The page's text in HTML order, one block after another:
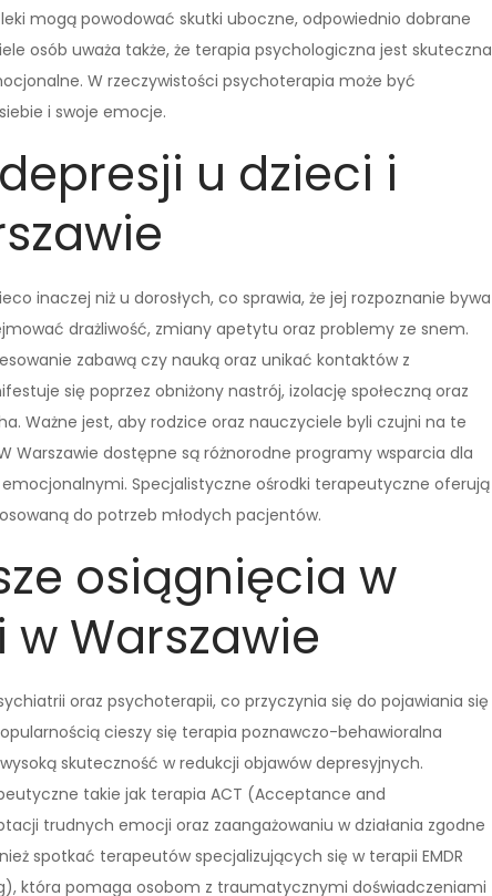
mogą powodować skutki uboczne, odpowiednio dobrane
osób uważa także, że terapia psychologiczna jest skuteczna
W rzeczywistości psychoterapia może być
i swoje emocje.
u dzieci i
inaczej niż u dorosłych, co sprawia, że jej rozpoznanie bywa
drażliwość, zmiany apetytu oraz problemy ze snem.
zabawą czy nauką oraz unikać kontaktów z
się poprzez obniżony nastrój, izolację społeczną oraz
Ważne jest, aby rodzice oraz nauczyciele byli czujni na te
Warszawie dostępne są różnorodne programy wsparcia dla
Specjalistyczne ośrodki terapeutyczne oferują
do potrzeb młodych pacjentów.
osiągnięcia w
Warszawie
oraz psychoterapii, co przyczynia się do pojawiania się
cieszy się terapia poznawczo-behawioralna
skuteczność w redukcji objawów depresyjnych.
takie jak terapia ACT (Acceptance and
trudnych emocji oraz zaangażowaniu w działania zgodne
spotkać terapeutów specjalizujących się w terapii EMDR
która pomaga osobom z traumatycznymi doświadczeniami